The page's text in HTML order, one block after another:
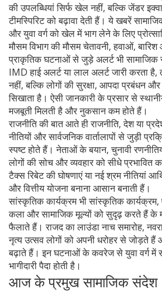
की उपलब्धियां सिर्फ खेल नहीं, बल्कि जेंडर
टीमस्पिरिट को बढ़ावा देती हैं। ये खबरें
और युवा वर्ग को खेल में भाग लेने के लिए
मौसम विभाग कीमौसम चेतावनी,हवाओं,
प्राकृतिक घटनाओं से जुड़े अलर्टभी
IMD हाई अलर्ट या लाल अलर्ट जारी करता है,
नहीं, बल्कि लोगों की सुरक्षा, आपदा प्रबंधन
सिखाता है। ऐसी जानकारी के प्रसार से
मजबूती मिलती है और नुकसान कम होते हैं।
राजनीति की बात आते हीराजनीति,देश या
नीतियों और सार्वजनिक वार्तालापों से जुड़ी
स्पष्ट होते हैं। नेताओं के बयान, चुनावी
लोगों की सोच और व्यवहार को सीधे प्रभावित
टैक्स रिबेट की घोषणाएं या नई श्रम नीतियां
और वित्तीय योजना बनाना आसान बनाती हैं।
सांस्कृतिक कार्यक्रम भीसांस्कृतिक कार्यक्रम,
कला और सामाजिक मूल्यों को सुदृढ़ करते हैंके
फैलाते हैं। राजद का लाउंडा नाच समारोह,
नृत्य उत्सव लोगों को अपनी धरोहर से जोड़ते
बढ़ाते हैं। इन घटनाओं के कवरेज से युवा वर्ग में
भागीदारी पैदा होती है।
आज के प्रमुख सामाजिक संदेश